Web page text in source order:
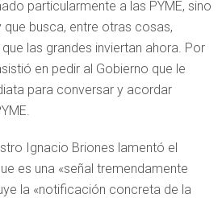
particularmente a las PYME, sino
busca, entre otras cosas,
las grandes inviertan ahora. Por
en pedir al Gobierno que le
para conversar y acordar
Ignacio Briones lamentó el
es una «señal tremendamente
la «notificación concreta de la